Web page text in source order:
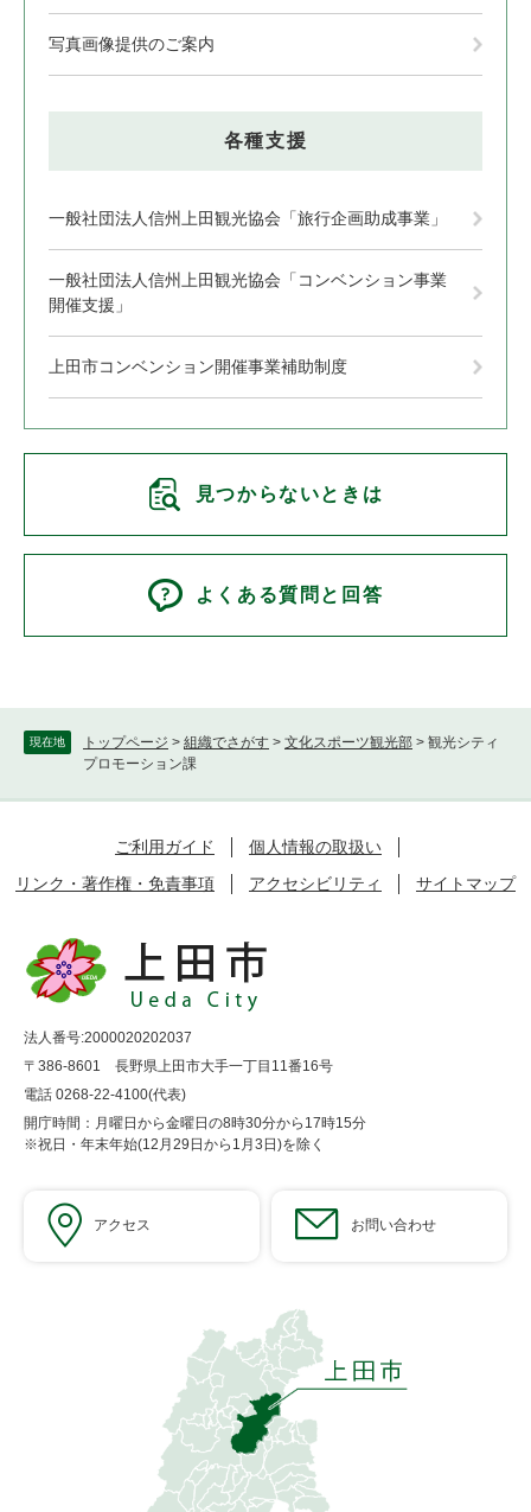
現在地 トップページ > 組織でさがす > 文化スポーツ観光部 > 観光シティ
プロモーション課
写真画像提供のご案内
各種支援
一般社団法人信州上田観光協会「旅行企画助成事業」
一般社団法人信州上田観光協会「コンベンション事業
開催支援」
上田市コンベンション開催事業補助制度
見つからないときは
よくある質問と回答
ご利用ガイド
個人情報の取扱い
リンク・著作権・免責事項
アクセシビリティ サイトマップ
法人番号:2000020202037
〒386-8601 長野県上田市大手一丁目11番16号
電話 0268-22-4100(代表)
開庁時間：月曜日から金曜日の8時30分から17時15分
※祝日・年末年始(12月29日から1月3日)を除く
アクセス お問い合わせ